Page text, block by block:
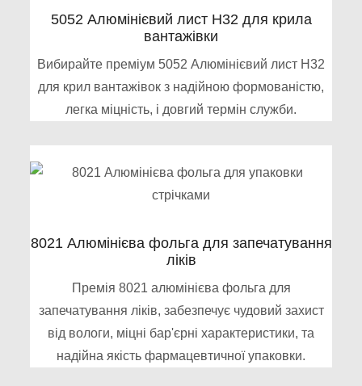
5052 Алюмінієвий лист H32 для крила
вантажівки
Вибирайте преміум 5052 Алюмінієвий лист H32
для крил вантажівок з надійною формованістю,
легка міцність, і довгий термін служби.
8021 Алюмінієва фольга для запечатування
ліків
Премія 8021 алюмінієва фольга для
запечатування ліків, забезпечує чудовий захист
від вологи, міцні бар'єрні характеристики, та
надійна якість фармацевтичної упаковки.